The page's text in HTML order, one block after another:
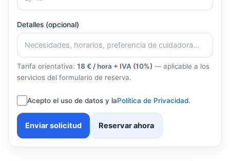
Detalles (opcional)
Tarifa orientativa: 18 € / hora + IVA (10%) — aplicable a los
servicios del formulario de reserva.
Acepto el uso de datos y laPolítica de Privacidad.
Enviar solicitud Reservar ahora